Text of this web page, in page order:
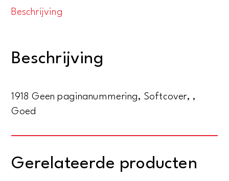
1
Beschrijving
Beschrijving
1918 Geen paginanummering, Softcover, ,
Goed
Gerelateerde producten